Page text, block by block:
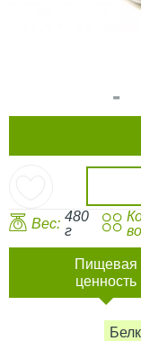
-
Вес: 480
г
Пищевая
ценность